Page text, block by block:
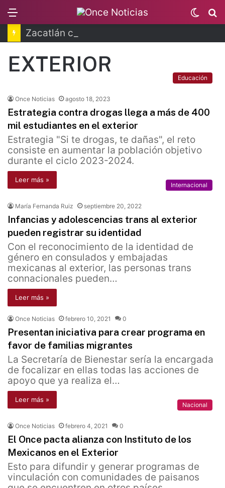
Switch
skin
EXTERIOR
Educación
Once Noticias agosto 18, 2023
Estrategia contra drogas llega a más de 400
mil estudiantes en el exterior
Estrategia "Si te drogas, te dañas", el reto
consiste en aumentar la población objetivo
durante el ciclo 2023-2024.
Leer más »
Internacional
María Fernanda Ruiz septiembre 20, 2022
Infancias y adolescencias trans al exterior
pueden registrar su identidad
Con el reconocimiento de la identidad de
género en consulados y embajadas
mexicanas al exterior, las personas trans
connacionales pueden…
Leer más »
Once Noticias febrero 10, 2021 0
Presentan iniciativa para crear programa en
favor de familias migrantes
La Secretaría de Bienestar sería la encargada
de focalizar en ellas todas las acciones de
apoyo que ya realiza el…
Leer más »
Nacional
Once Noticias febrero 4, 2021 0
El Once pacta alianza con Instituto de los
Mexicanos en el Exterior
Esto para difundir y generar programas de
vinculación con comunidades de paisanos